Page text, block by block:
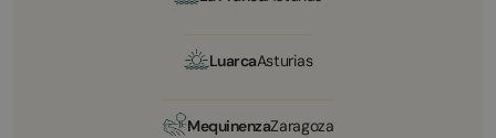
LuarcaAsturias
MequinenzaZaragoza